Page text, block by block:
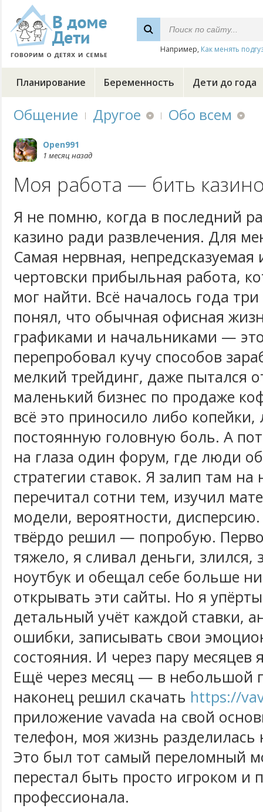
Например, Как менять
Планирование Беременность Дети до года
Общение Другое Обо всем
Open991
1 месяц назад
Моя работа — бить
Я не помню, когда в последний
казино ради развлечения. Для
Самая нервная, непредсказуемая
чертовски прибыльная работа,
мог найти. Всё началось года
понял, что обычная офисная
графиками и начальниками —
перепробовал кучу способов
мелкий трейдинг, даже пытался
маленький бизнес по продаже
всё это приносило либо копейки,
постоянную головную боль. А
на глаза один форум, где люди
стратегии ставок. Я залип там на
перечитал сотни тем, изучил
модели, вероятности,
твёрдо решил — попробую.
тяжело, я сливал деньги, злился,
ноутбук и обещал себе больше
открывать эти сайты. Но я
детальный учёт каждой ставки,
ошибки, записывать свои
состояния. И через пару
Ещё через месяц — в небольшой
наконец решил скачать https://
приложение vavada на свой
телефон, моя жизнь разделилась
Это был тот самый переломный
перестал быть просто игроком и
профессионала.